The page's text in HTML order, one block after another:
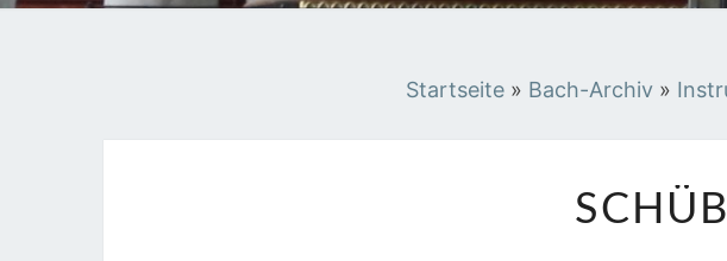
Startseite » Bach-Archiv »